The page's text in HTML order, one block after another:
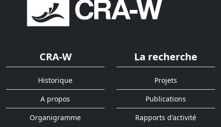
CRA-W
Historique
A propos
Organigramme
La recherche
Projets
Publications
Rapports d'activité